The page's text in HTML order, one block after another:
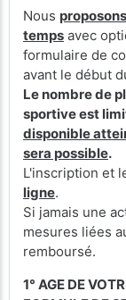
Nous
temps avec
formulaire de
avant le début
Le nombre de
sportive est
disponible
sera possible.
L'inscription et
ligne.
Si jamais une
mesures liées
remboursé.
1° AGE DE